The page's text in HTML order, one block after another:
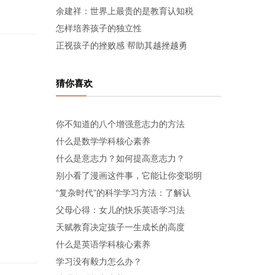
余建祥：世界上最贵的是教育认知税
怎样培养孩子的独立性
正视孩子的挫败感 帮助其越挫越勇
猜你喜欢
你不知道的八个增强意志力的方法
什么是数学学科核心素养
什么是意志力？如何提高意志力？
别小看了漫画这件事，它能让你变聪明
“复杂时代”的科学学习方法：了解认
父母心得：女儿的快乐英语学习法
天赋教育决定孩子一生成长的高度
什么是英语学科核心素养
学习没有毅力怎么办？